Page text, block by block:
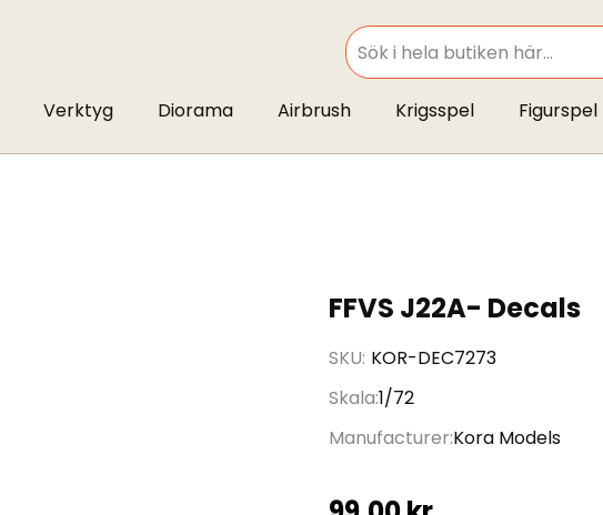
SEARCH
Verktyg Diorama Airbrush Krigsspel Figurspel
FFVS J22A- Decals
SKU KOR-DEC7273
Skala1/72
Manufacturer Kora Models